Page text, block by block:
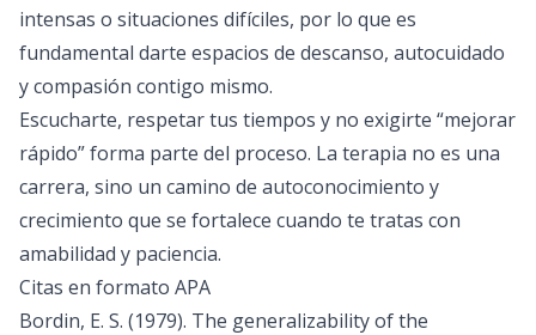
intensas o situaciones difíciles, por lo que es
fundamental darte espacios de descanso, autocuidado
y compasión contigo mismo.
Escucharte, respetar tus tiempos y no exigirte “mejorar
rápido” forma parte del proceso. La terapia no es una
carrera, sino un camino de autoconocimiento y
crecimiento que se fortalece cuando te tratas con
amabilidad y paciencia.
Citas en formato APA
Bordin, E. S. (1979). The generalizability of the